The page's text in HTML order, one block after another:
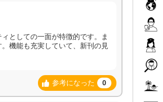
としての一面が特徴的です。ま
機能も充実していて、新刊の見
参考になった 0